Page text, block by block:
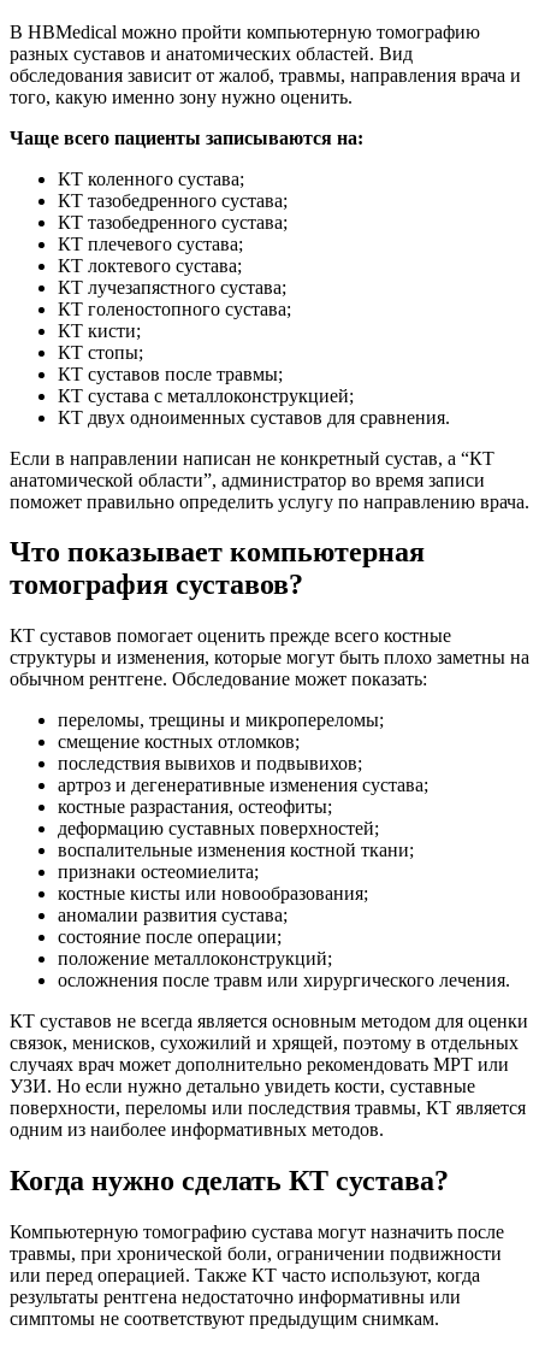
В HBMedical можно пройти компьютерную томографию
разных суставов и анатомических областей. Вид
обследования зависит от жалоб, травмы, направления врача и
того, какую именно зону нужно оценить.
Чаще всего пациенты записываются на:
КТ коленного сустава;
КТ тазобедренного сустава;
КТ тазобедренного сустава;
КТ плечевого сустава;
КТ локтевого сустава;
КТ лучезапястного сустава;
КТ голеностопного сустава;
КТ кисти;
КТ стопы;
КТ суставов после травмы;
КТ сустава с металлоконструкцией;
КТ двух одноименных суставов для сравнения.
Если в направлении написан не конкретный сустав, а “КТ
анатомической области”, администратор во время записи
поможет правильно определить услугу по направлению врача.
Что показывает компьютерная
томография суставов?
КТ суставов помогает оценить прежде всего костные
структуры и изменения, которые могут быть плохо заметны на
обычном рентгене. Обследование может показать:
переломы, трещины и микропереломы;
смещение костных отломков;
последствия вывихов и подвывихов;
артроз и дегенеративные изменения сустава;
костные разрастания, остеофиты;
деформацию суставных поверхностей;
воспалительные изменения костной ткани;
признаки остеомиелита;
костные кисты или новообразования;
аномалии развития сустава;
состояние после операции;
положение металлоконструкций;
осложнения после травм или хирургического лечения.
КТ суставов не всегда является основным методом для оценки
связок, менисков, сухожилий и хрящей, поэтому в отдельных
случаях врач может дополнительно рекомендовать МРТ или
УЗИ. Но если нужно детально увидеть кости, суставные
поверхности, переломы или последствия травмы, КТ является
одним из наиболее информативных методов.
Когда нужно сделать КТ сустава?
Компьютерную томографию сустава могут назначить после
травмы, при хронической боли, ограничении подвижности
или перед операцией. Также КТ часто используют, когда
результаты рентгена недостаточно информативны или
симптомы не соответствуют предыдущим снимкам.